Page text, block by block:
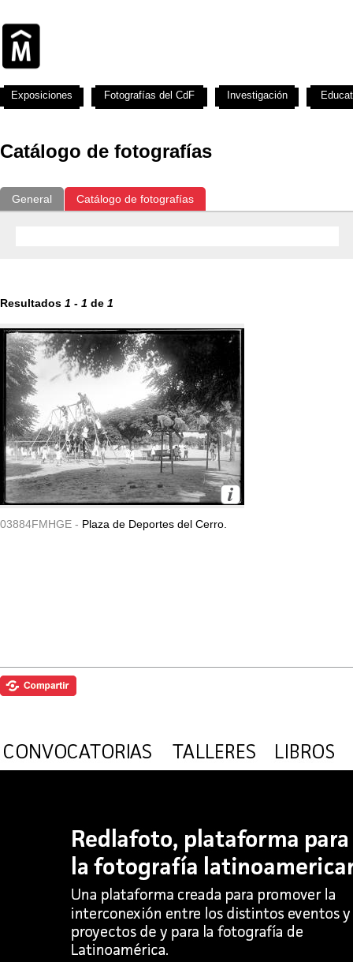
Catálogo de fotografías
General Catálogo de fotografías
Resultados 1 - 1 de 1
03884FMHGE - Plaza de Deportes del Cerro.
Exposiciones Fotografías del CdF Investigación